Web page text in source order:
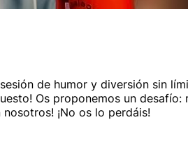
de humor y diversión sin
Os proponemos un
¡No os lo perdáis!